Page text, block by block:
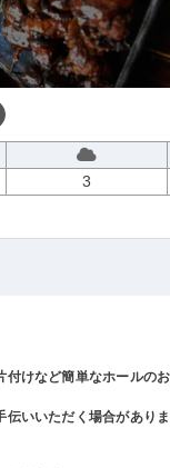
3
けなど簡単なホールの
いいただく場合があり